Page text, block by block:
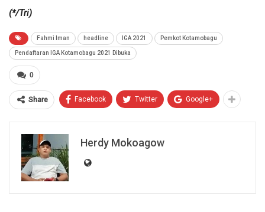
(*/Tri)
Fahmi Iman headline IGA 2021 Pemkot Kotamobagu
Pendaftaran IGA Kotamobagu 2021 Dibuka
0
Share Facebook Twitter Google+
Herdy Mokoagow